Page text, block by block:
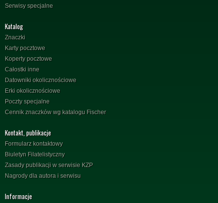
Serwisy specjalne
Katalog
Znaczki
Karty pocztowe
Koperty pocztowe
Całostki inne
Datowniki okolicznościowe
Erki okolicznościowe
Poczty specjalne
Cennik znaczków wg katalogu Fischer
Kontakt, publikacje
Formularz kontaktowy
Biuletyn Filatelistyczny
Zasady publikacji w serwisie KZP
Nagrody dla autora i serwisu
Informacje